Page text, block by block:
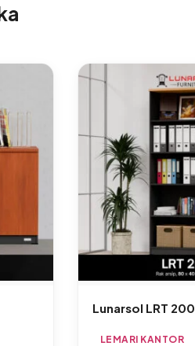
Lunarsol LRT 200
LEMARI KANTOR